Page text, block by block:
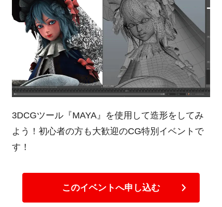
3DCGツール『MAYA』を使用して造形をしてみ
よう！初心者の方も大歓迎のCG特別イベントで
す！
このイベントへ申し込む